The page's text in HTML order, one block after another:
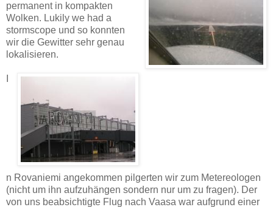
permanent in kompakten
Wolken. Lukily we had a
stormscope und so konnten
wir die Gewitter sehr genau
lokalisieren.
n Rovaniemi angekommen pilgerten wir zum Metereologen
(nicht um ihn aufzuhängen sondern nur um zu fragen). Der
von uns beabsichtigte Flug nach Vaasa war aufgrund einer